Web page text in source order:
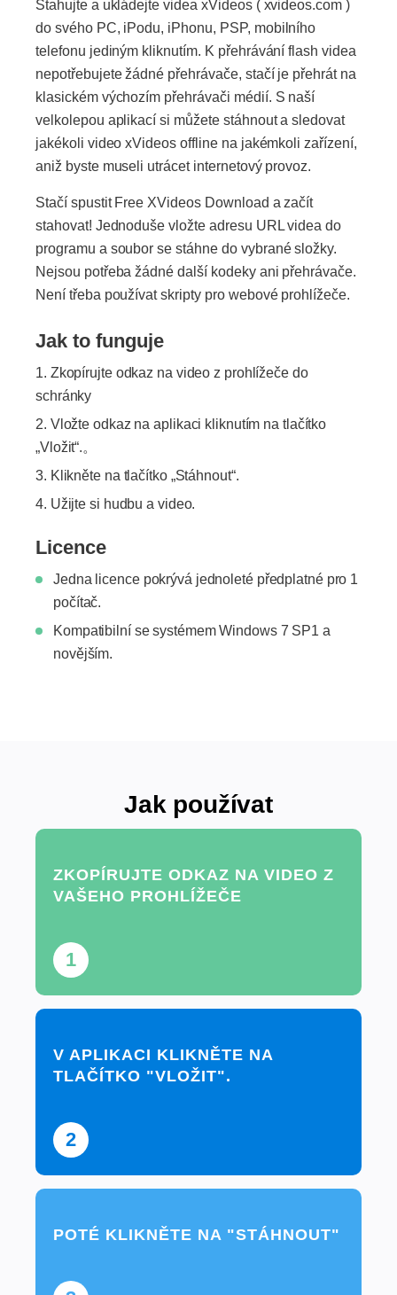
Stahujte a ukládejte videa xVideos ( xvideos.com )
do svého PC, iPodu, iPhonu, PSP, mobilního
telefonu jediným kliknutím. K přehrávání flash videa
nepotřebujete žádné přehrávače, stačí je přehrát na
klasickém výchozím přehrávači médií. S naší
velkolepou aplikací si můžete stáhnout a sledovat
jakékoli video xVideos offline na jakémkoli zařízení,
aniž byste museli utrácet internetový provoz.
Stačí spustit Free XVideos Download a začít
stahovat! Jednoduše vložte adresu URL videa do
programu a soubor se stáhne do vybrané složky.
Nejsou potřeba žádné další kodeky ani přehrávače.
Není třeba používat skripty pro webové prohlížeče.
Jak to funguje
Zkopírujte odkaz na video z prohlížeče do
schránky
Vložte odkaz na aplikaci kliknutím na tlačítko
„Vložit“.。
Klikněte na tlačítko „Stáhnout“.
Užijte si hudbu a video.
Licence
Jedna licence pokrývá jednoleté předplatné pro 1
počítač.
Kompatibilní se systémem Windows 7 SP1 a
novějším.
Jak používat
1
ZKOPÍRUJTE ODKAZ NA VIDEO Z
VAŠEHO PROHLÍŽEČE
2
V APLIKACI KLIKNĚTE NA
TLAČÍTKO "VLOŽIT".
POTÉ KLIKNĚTE NA "STÁHNOUT"